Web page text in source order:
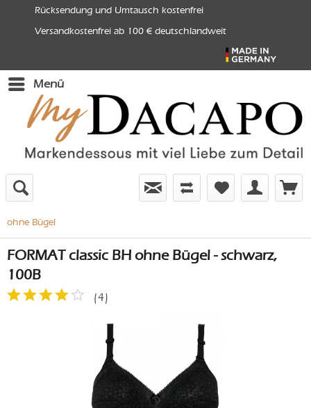
Rücksendung und Umtausch kostenfrei
Versandkostenfrei ab 100 € deutschlandweit
Menü
ohne Bügel
FORMAT classic BH ohne Bügel - schwarz,
100B
(4)